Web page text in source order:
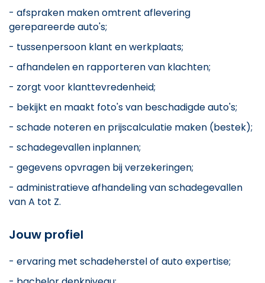
- afspraken maken omtrent aflevering
gerepareerde auto's;
- tussenpersoon klant en werkplaats;
- afhandelen en rapporteren van klachten;
- zorgt voor klanttevredenheid;
- bekijkt en maakt foto's van beschadigde auto's;
- schade noteren en prijscalculatie maken (bestek);
- schadegevallen inplannen;
- gegevens opvragen bij verzekeringen;
- administratieve afhandeling van schadegevallen
van A tot Z.
Jouw profiel
- ervaring met schadeherstel of auto expertise;